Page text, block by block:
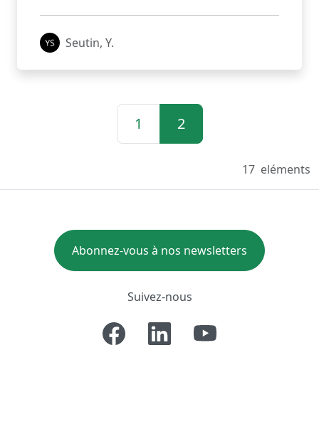
Seutin, Y.
1 2
17 eléments
Abonnez-vous à nos newsletters
Suivez-nous